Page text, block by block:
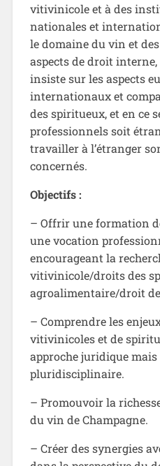
vitivinicole et à des
nationales et
le domaine du vin et
aspects de droit interne,
insiste sur les aspects
internationaux et
des spiritueux, et en ce
professionnels soit
travailler à l’étranger
concernés.
Objectifs :
– Offrir une formation
une vocation
encourageant la
vitivinicole/droits des
agroalimentaire/droit
– Comprendre les
vitivinicoles et de
approche juridique mais
pluridisciplinaire.
– Promouvoir la
du vin de Champagne.
– Créer des synergies